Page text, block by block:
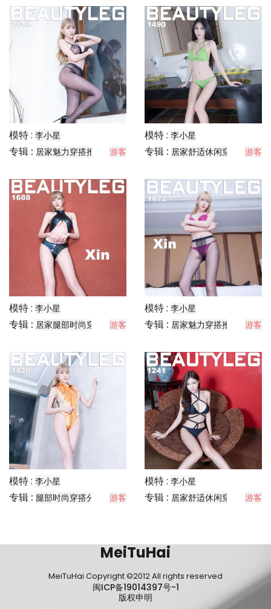
模特 : 李小星
专辑 : 居家魅力穿搭推荐 游客
模特 : 李小星
专辑 : 居家舒适休闲穿搭分享
游客
模特 : 李小星
专辑 : 居家腿部时尚穿搭分享
游客
模特 : 李小星
专辑 : 居家魅力穿搭推荐 游客
模特 : 李小星
专辑 : 腿部时尚穿搭分享 游客
模特 : 李小星
专辑 : 居家舒适休闲穿搭分享
游客
MeiTuHai
MeiTuHai Copyright ©2012 All rights reserved
闽ICP备19014397号-1
版权申明